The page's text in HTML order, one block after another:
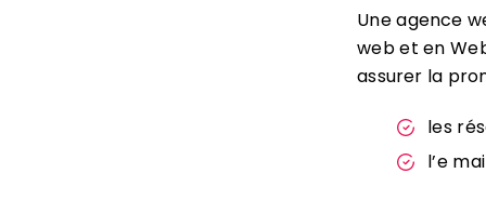
Une agence
web et en
assurer la
les
l’e